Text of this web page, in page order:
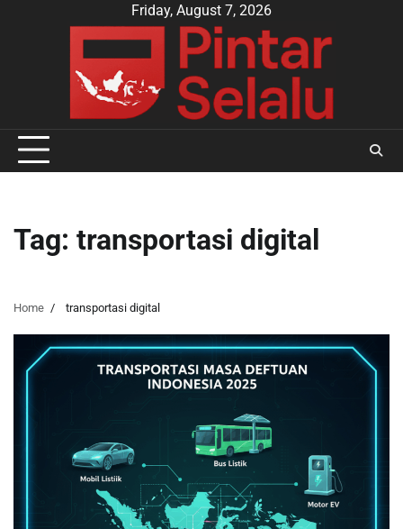
Friday, August 7, 2026
Tag: transportasi digital
Home transportasi digital